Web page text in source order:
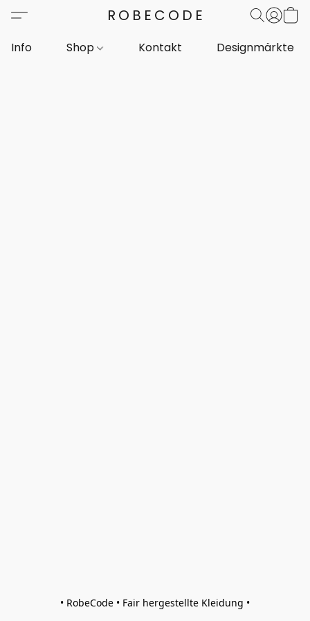
ROBECODE
Info Shop Kontakt Designmärkte
• RobeCode • Fair hergestellte Kleidung •